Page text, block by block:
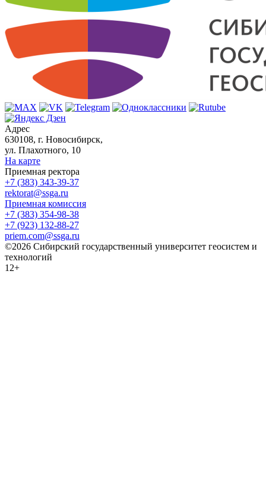
Адрес
630108, г. Новосибирск,
ул. Плахотного, 10
На карте
Приемная ректора
+7 (383) 343-39-37
rektorat@ssga.ru
Приемная комиссия
+7 (383) 354-98-38
+7 (923) 132-88-27
priem.com@ssga.ru
©2026 Сибирский государственный университет геосистем и
технологий
12+